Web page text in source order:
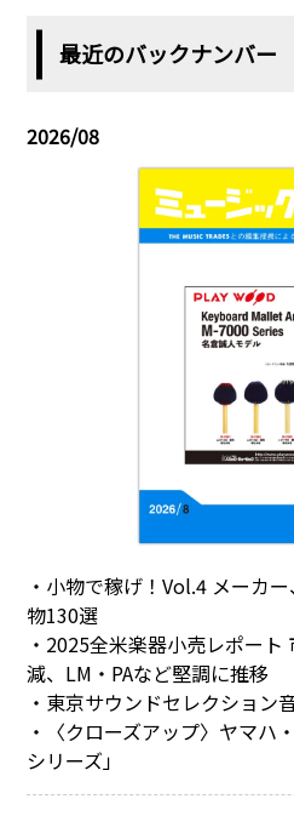
最近のバックナンバー
2026/08
・小物で稼げ！Vol.4 メーカ
物130選
・2025全米楽器小売レポー
減、LM・PAなど堅調に推移
・東京サウンドセレクション
・〈クローズアップ〉ヤマハ
シリーズ」